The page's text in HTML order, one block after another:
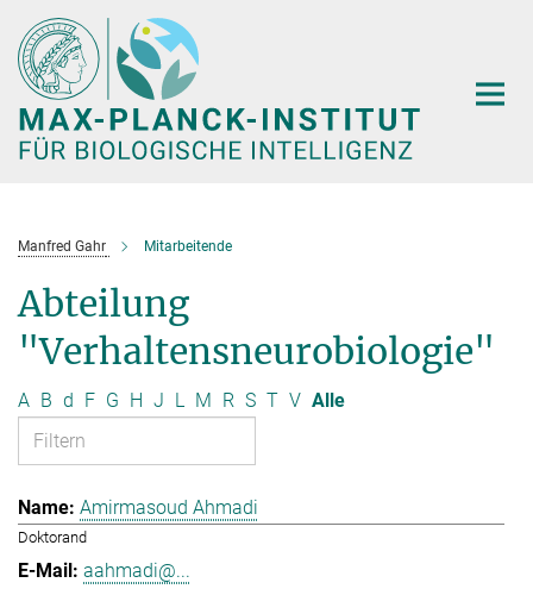
Hauptinhalt
Manfred Gahr Mitarbeitende
Abteilung
"Verhaltensneurobiologie"
A B d F G H J L M R S T V Alle
Amirmasoud Ahmadi
Doktorand
aahmadi@...